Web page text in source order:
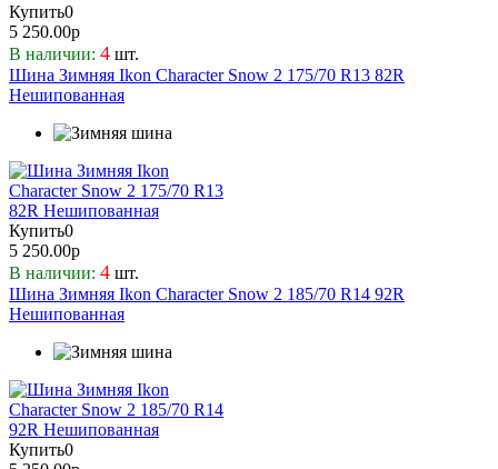
Купить0
5 250.00р
В наличии: 4 шт.
Шина Зимняя Ikon Character Snow 2 175/70 R13 82R
Нешипованная
Купить0
5 250.00р
В наличии: 4 шт.
Шина Зимняя Ikon Character Snow 2 185/70 R14 92R
Нешипованная
Купить0